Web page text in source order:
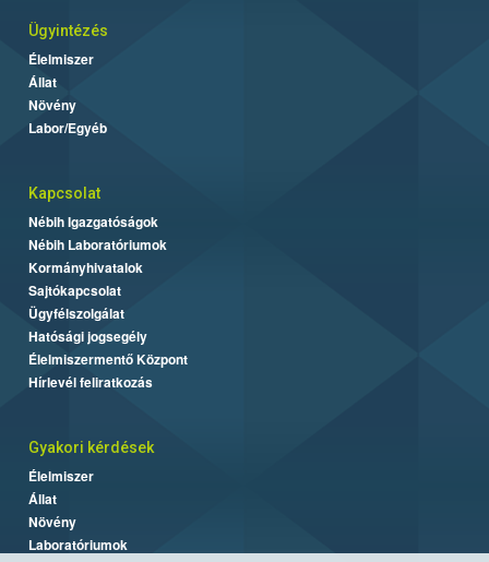
Ügyintézés
Élelmiszer
Állat
Növény
Labor/Egyéb
Kapcsolat
Nébih Igazgatóságok
Nébih Laboratóriumok
Kormányhivatalok
Sajtókapcsolat
Ügyfélszolgálat
Hatósági jogsegély
Élelmiszermentő Központ
Hírlevél feliratkozás
Gyakori kérdések
Élelmiszer
Állat
Növény
Laboratóriumok